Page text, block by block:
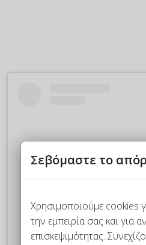
Σεβόμαστε το
Χρησιμοποιούμε cookies
την εμπειρία σας και για
επισκεψιμότητας.